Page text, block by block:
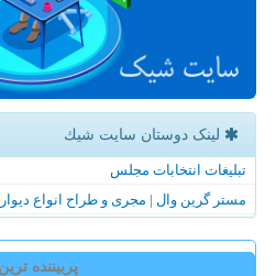
لینک دوستان سایت شیك
تبلیغات انتخابات مجلس
مستر گرین وال | مجری و طراح انواع
پربیننده